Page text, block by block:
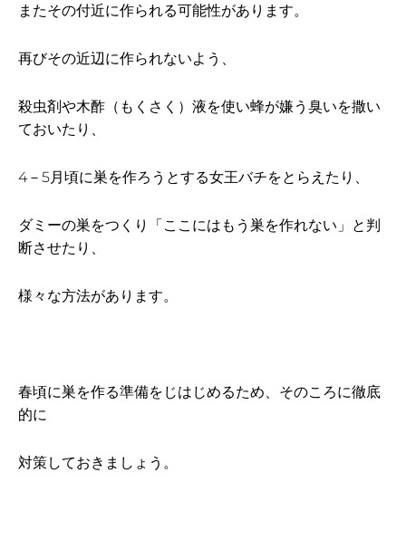
またその付近に作られる可能性があります。
再びその近辺に作られないよう、
殺虫剤や木酢（もくさく）液を使い蜂が嫌う臭いを撒い
ておいたり、
4－5月頃に巣を作ろうとする女王バチをとらえたり、
ダミーの巣をつくり「ここにはもう巣を作れない」と判
断させたり、
様々な方法があります。
春頃に巣を作る準備をじはじめるため、そのころに徹底
的に
対策しておきましょう。